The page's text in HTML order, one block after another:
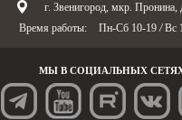
г. Звенигород, мкр. Пронина,
Время работы:
Пн-Сб 10-19 / Вс
МЫ В СОЦИАЛЬНЫХ